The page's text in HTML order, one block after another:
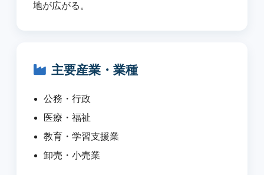
地が広がる。
主要産業・業種
公務・行政
医療・福祉
教育・学習支援業
卸売・小売業